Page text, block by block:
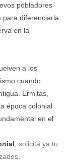
pobladores
para diferenciarla
en la
a los
cuando
Ermitas,
época colonial
en el
solicita ya tu